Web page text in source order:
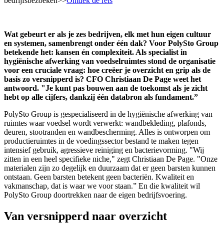
Wat gebeurt er als je zes bedrijven, elk met hun eigen cultuur
en systemen, samenbrengt onder één dak? Voor PolySto Group
betekende het: kansen én complexiteit. Als specialist in
hygiënische afwerking van voedselruimtes stond de organisatie
voor een cruciale vraag: hoe creëer je overzicht en grip als de
basis zo versnipperd is? CFO Christiaan De Page weet het
antwoord. "Je kunt pas bouwen aan de toekomst als je zicht
hebt op alle cijfers, dankzij één databron als fundament.”
PolySto Group is gespecialiseerd in de hygiënische afwerking van
ruimtes waar voedsel wordt verwerkt: wandbekleding, plafonds,
deuren, stootranden en wandbescherming. Alles is ontworpen om
productieruimtes in de voedingssector bestand te maken tegen
intensief gebruik, agressieve reiniging en bacterievorming. "Wij
zitten in een heel specifieke niche," zegt Christiaan De Page. "Onze
materialen zijn zo degelijk en duurzaam dat er geen barsten kunnen
ontstaan. Geen barsten betekent geen bacteriën. Kwaliteit en
vakmanschap, dat is waar we voor staan.” En die kwaliteit wil
PolySto Group doortrekken naar de eigen bedrijfsvoering.
Van versnipperd naar overzicht